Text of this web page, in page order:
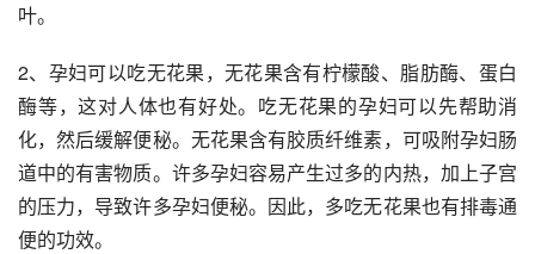
叶。
2、孕妇可以吃无花果，无花果含有柠檬酸、脂肪酶、蛋白
酶等，这对人体也有好处。吃无花果的孕妇可以先帮助消
化，然后缓解便秘。无花果含有胶质纤维素，可吸附孕妇肠
道中的有害物质。许多孕妇容易产生过多的内热，加上子宫
的压力，导致许多孕妇便秘。因此，多吃无花果也有排毒通
便的功效。